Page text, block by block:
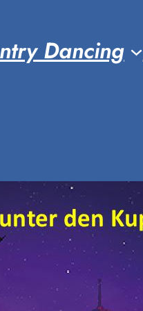
Dancing